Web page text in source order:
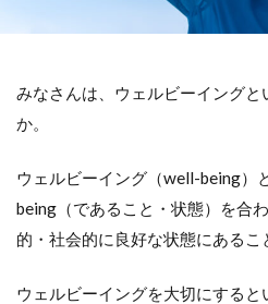
みなさんは、ウェルビーイングと
か。
ウェルビーイング（well-being）
being（であること・状態）を合
的・社会的に良好な状態にあるこ
ウェルビーイングを大切にする